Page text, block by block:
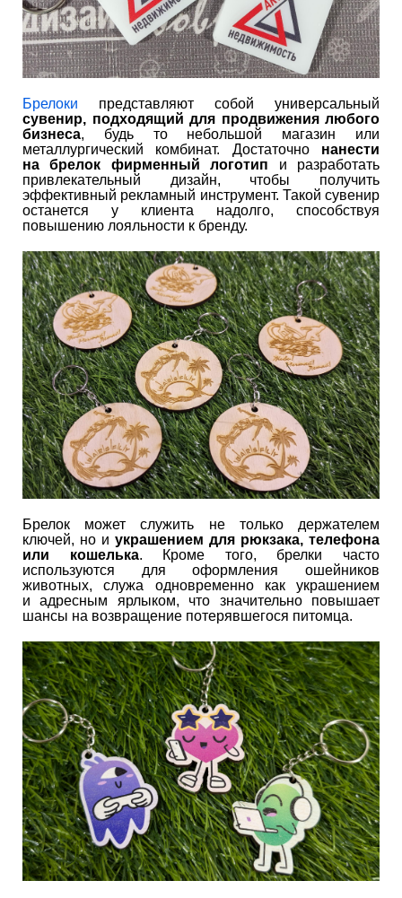
Брелоки представляют собой универсальный
сувенир, подходящий для продвижения любого
бизнеса, будь то небольшой магазин или
металлургический комбинат. Достаточно нанести
на брелок фирменный логотип и разработать
привлекательный дизайн, чтобы получить
эффективный рекламный инструмент. Такой сувенир
останется у клиента надолго, способствуя
повышению лояльности к бренду.
Брелок может служить не только держателем
ключей, но и украшением для рюкзака, телефона
или кошелька. Кроме того, брелки часто
используются для оформления ошейников
животных, служа одновременно как украшением
и адресным ярлыком, что значительно повышает
шансы на возвращение потерявшегося питомца.